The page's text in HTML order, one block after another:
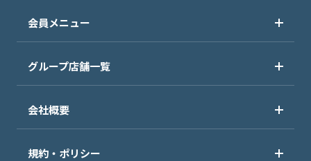
会員メニュー
グループ店舗一覧
会社概要
規約・ポリシー